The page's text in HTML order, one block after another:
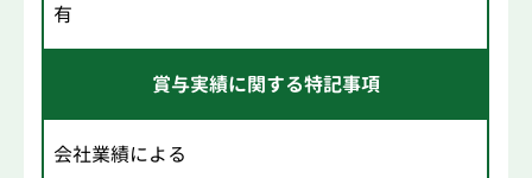
有
賞与実績に関する特記事項
会社業績による